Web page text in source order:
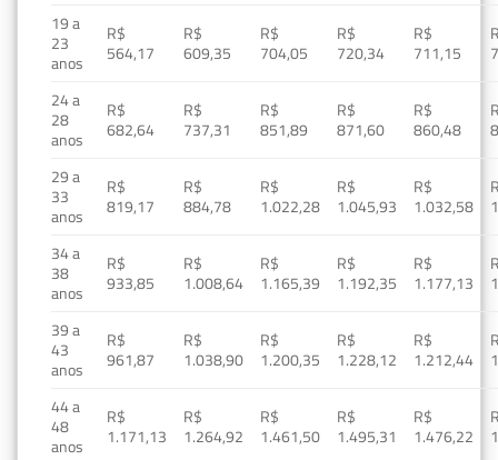
19 a
23
anos
R$
564,17
R$
609,35
R$
704,05
R$
720,34
R$
711,15
24 a
28
anos
R$
682,64
R$
737,31
R$
851,89
R$
871,60
R$
860,48
29 a
33
anos
R$
819,17
R$
884,78
R$
1.022,28
R$
1.045,93
R$
1.032,58
34 a
38
anos
R$
933,85
R$
1.008,64
R$
1.165,39
R$
1.192,35
R$
1.177,13
39 a
43
anos
R$
961,87
R$
1.038,90
R$
1.200,35
R$
1.228,12
R$
1.212,44
44 a
48
anos
R$
1.171,13
R$
1.264,92
R$
1.461,50
R$
1.495,31
R$
1.476,22